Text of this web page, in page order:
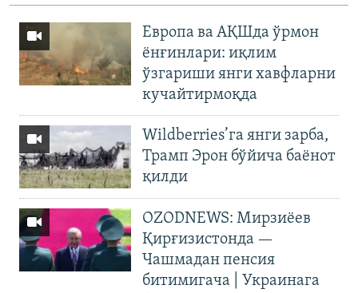
Европа ва АҚШда ўрмон
ёнғинлари: иқлим
ўзгариши янги хавфларни
кучайтирмоқда
Wildberries’га янги зарба,
Трамп Эрон бўйича баёнот
қилди
OZODNEWS: Мирзиёев
Қирғизистонда —
Чашмадан пенсия
битимигача | Украинага